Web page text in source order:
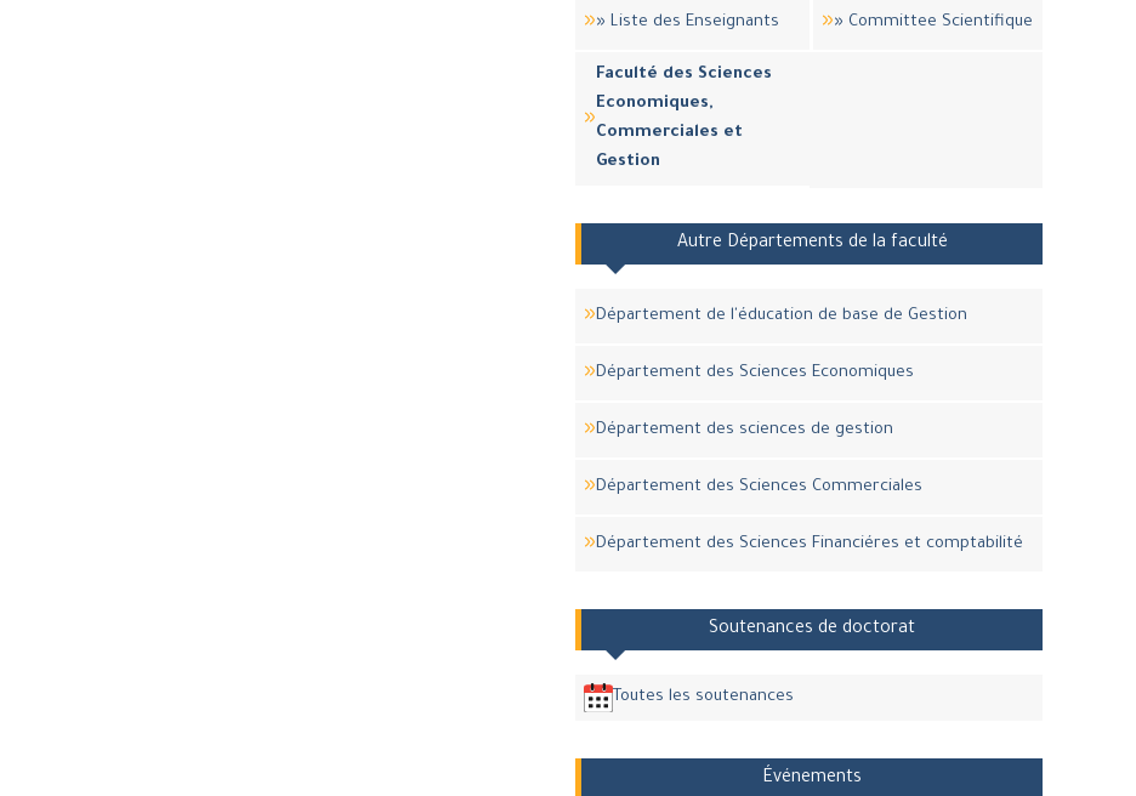
» Liste des Enseignants » Committee Scientifique
Faculté des Sciences
Economiques,
Commerciales et
Gestion
Autre Départements de la faculté
Département de l'éducation de base de Gestion
Département des Sciences Economiques
Département des sciences de gestion
Département des Sciences Commerciales
Département des Sciences Financiéres et comptabilité
Soutenances de doctorat
Toutes les soutenances
Événements